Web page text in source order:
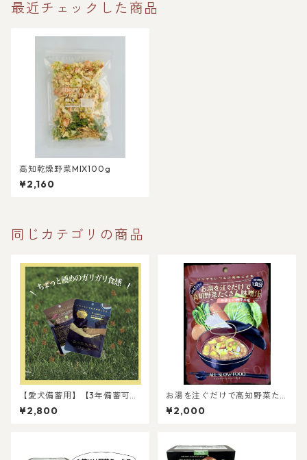
最近チェックした商品
高知乾燥野菜MIX100g
¥2,160
同じカテゴリの商品
【愛犬備蓄用】【3年備蓄可
能】【新発売】芋とかぼちゃ
のおからクッキー4袋セット
¥2,800
お湯を注ぐだけで高知野菜た
くさん味噌汁【5袋入り】【送
料込み】
¥2,000